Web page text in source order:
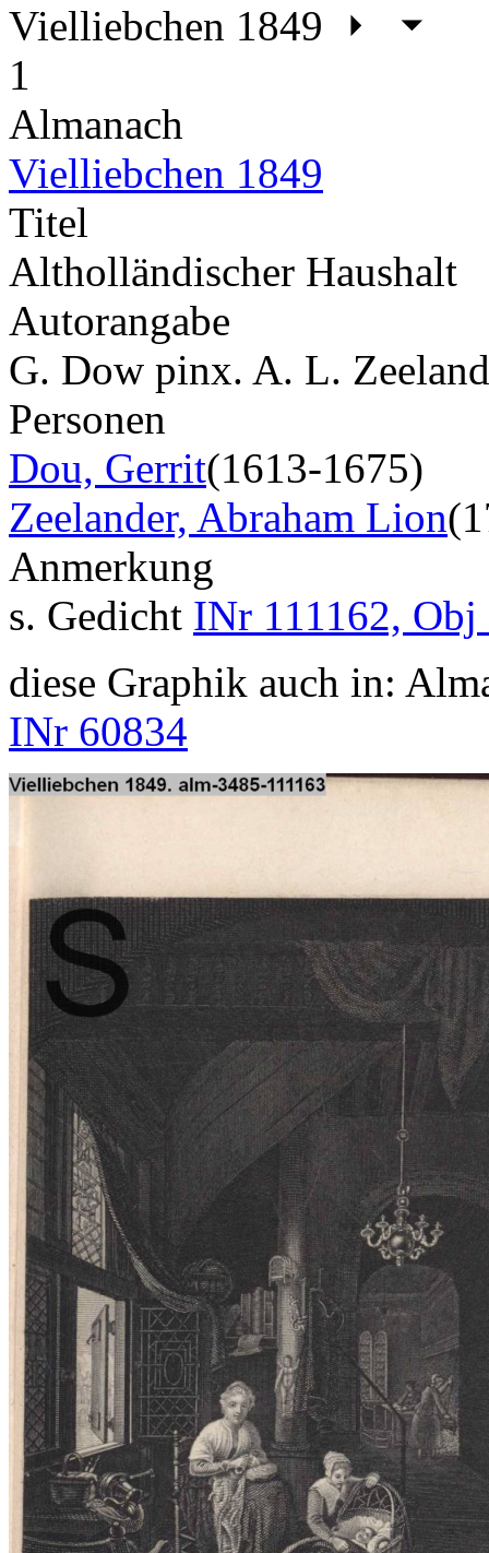
Vielliebchen 1849
1
Almanach
Vielliebchen 1849
Titel
Altholländischer Haushalt
Autorangabe
G. Dow pinx. A. L.
Personen
Dou, Gerrit(1613-1675)
Zeelander, Abraham Lion
Anmerkung
s. Gedicht INr 111162, Obj
diese Graphik auch in:
INr 60834